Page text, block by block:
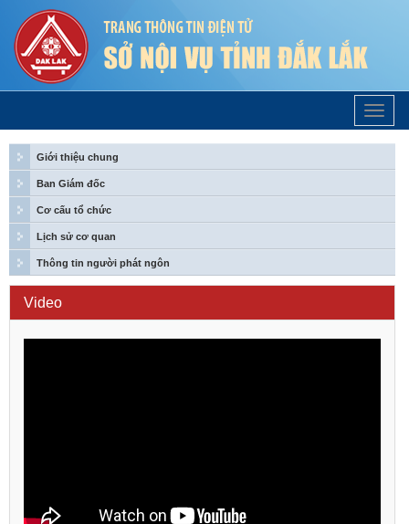
Trang
Chủ
Giới thiệu chung
Ban Giám đốc
Cơ cấu tổ chức
Lịch sử cơ quan
Thông tin người phát ngôn
Video